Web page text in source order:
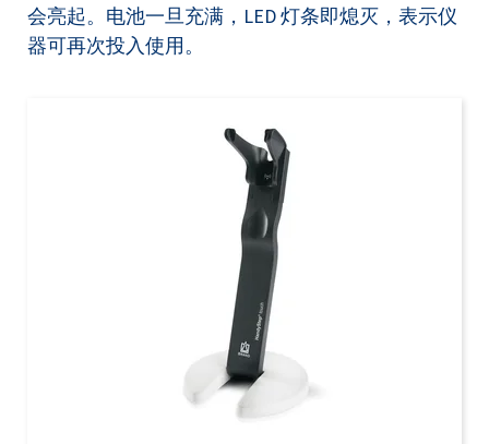
会亮起。电池一旦充满，LED 灯条即熄灭，表示仪
器可再次投入使用。